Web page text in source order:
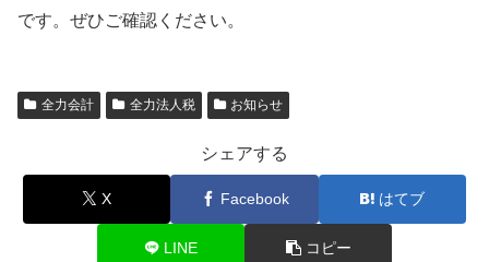
です。ぜひご確認ください。
全力会計 全力法人税 お知らせ
シェアする
X Facebook はてブ
LINE コピー